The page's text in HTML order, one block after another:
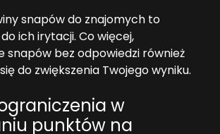
snapów do znajomych to
ich irytacji. Co więcej,
snapów bez odpowiedzi również
do zwiększenia Twojego wyniku.
w
punktów na